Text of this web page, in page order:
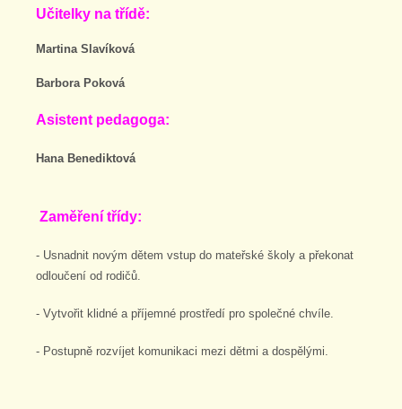
Učitelky na třídě:
Martina Slavíková
Barbora Poková
Asistent pedagoga:
Hana Benediktová
Zaměření třídy:
- Usnadnit novým dětem vstup do mateřské školy a překonat
odloučení od rodičů.
- Vytvořit klidné a příjemné prostředí pro společné chvíle.
- Postupně rozvíjet komunikaci mezi dětmi a dospělými.